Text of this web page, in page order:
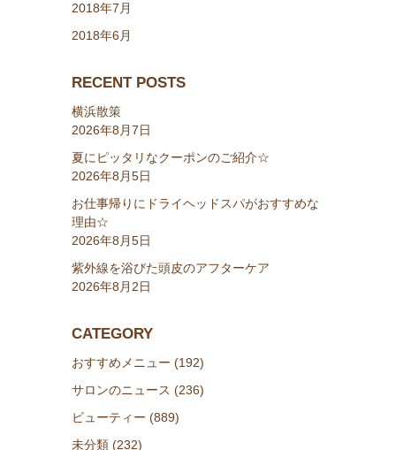
2018年7月
2018年6月
RECENT POSTS
横浜散策
2026年8月7日
夏にピッタリなクーポンのご紹介☆
2026年8月5日
お仕事帰りにドライヘッドスパがおすすめな
理由☆
2026年8月5日
紫外線を浴びた頭皮のアフターケア
2026年8月2日
CATEGORY
おすすめメニュー (192)
サロンのニュース (236)
ビューティー (889)
未分類 (232)